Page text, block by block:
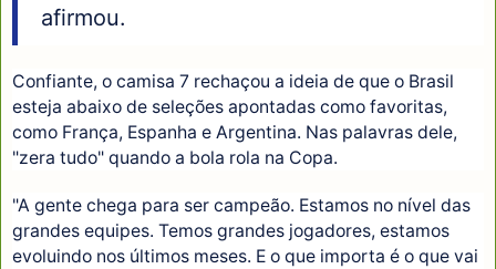
afirmou.
Confiante, o camisa 7 rechaçou a ideia de que o Brasil
esteja abaixo de seleções apontadas como favoritas,
como França, Espanha e Argentina. Nas palavras dele,
"zera tudo" quando a bola rola na Copa.
"A gente chega para ser campeão. Estamos no nível das
grandes equipes. Temos grandes jogadores, estamos
evoluindo nos últimos meses. E o que importa é o que vai